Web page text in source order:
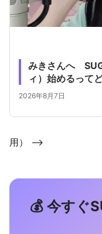
みきさんへ
ィ）始めるって
2026年8月7日
用） -->
💰 今すぐ